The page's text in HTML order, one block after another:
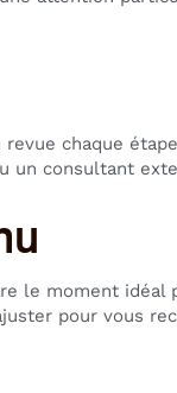
chaque
un consultant
le moment idéal
pour vous